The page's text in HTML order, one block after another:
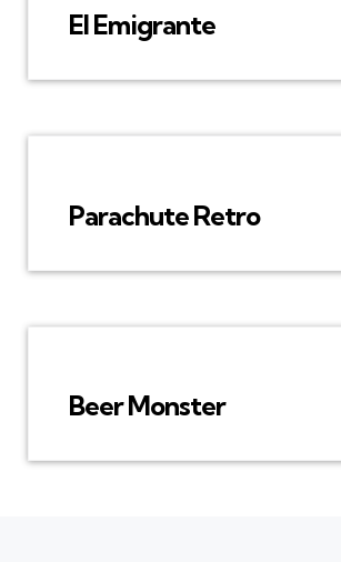
El Emigrante
Parachute Retro
Beer Monster